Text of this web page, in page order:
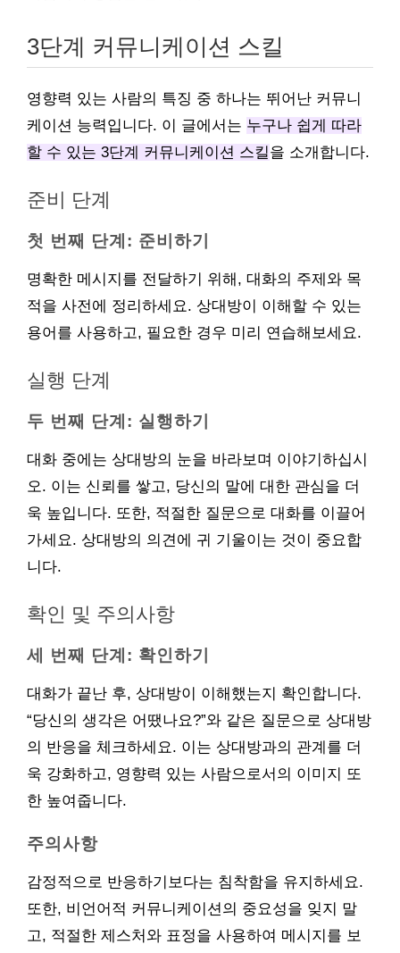
3단계 커뮤니케이션 스킬
영향력 있는 사람의 특징 중 하나는 뛰어난 커뮤니
케이션 능력입니다. 이 글에서는 누구나 쉽게 따라
할 수 있는 3단계 커뮤니케이션 스킬을 소개합니다.
준비 단계
첫 번째 단계: 준비하기
명확한 메시지를 전달하기 위해, 대화의 주제와 목
적을 사전에 정리하세요. 상대방이 이해할 수 있는
용어를 사용하고, 필요한 경우 미리 연습해보세요.
실행 단계
두 번째 단계: 실행하기
대화 중에는 상대방의 눈을 바라보며 이야기하십시
오. 이는 신뢰를 쌓고, 당신의 말에 대한 관심을 더
욱 높입니다. 또한, 적절한 질문으로 대화를 이끌어
가세요. 상대방의 의견에 귀 기울이는 것이 중요합
니다.
확인 및 주의사항
세 번째 단계: 확인하기
대화가 끝난 후, 상대방이 이해했는지 확인합니다.
“당신의 생각은 어땠나요?”와 같은 질문으로 상대방
의 반응을 체크하세요. 이는 상대방과의 관계를 더
욱 강화하고, 영향력 있는 사람으로서의 이미지 또
한 높여줍니다.
주의사항
감정적으로 반응하기보다는 침착함을 유지하세요.
또한, 비언어적 커뮤니케이션의 중요성을 잊지 말
고, 적절한 제스처와 표정을 사용하여 메시지를 보